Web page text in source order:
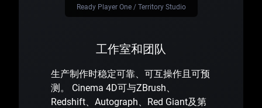
工作室和团队
生产制作时稳定可靠、可互操作且可预
测。 Cinema 4D可与ZBrush、
Redshift、Autograph、Red Giant及第
Ready Player One / Territory Studio